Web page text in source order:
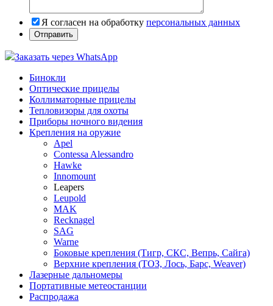
Я согласен на обработку персональных данных
Заказать через WhatsApp
Бинокли
Оптические прицелы
Коллиматорные прицелы
Тепловизоры для охоты
Приборы ночного видения
Крепления на оружие
Apel
Contessa Alessandro
Hawke
Innomount
Leapers
Leupold
MAK
Recknagel
SAG
Warne
Боковые крепления (Тигр, СКС, Вепрь, Сайга)
Верхние крепления (ТОЗ, Лось, Барс, Weaver)
Лазерные дальномеры
Портативные метеостанции
Распродажа